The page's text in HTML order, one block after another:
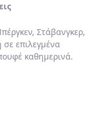
Στάβανγκερ,
επιλεγμένα
καθημερινά.